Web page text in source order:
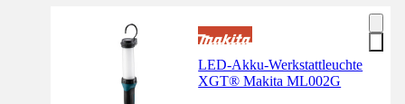
LED-Akku-Werkstattleuchte
XGT® Makita ML002G